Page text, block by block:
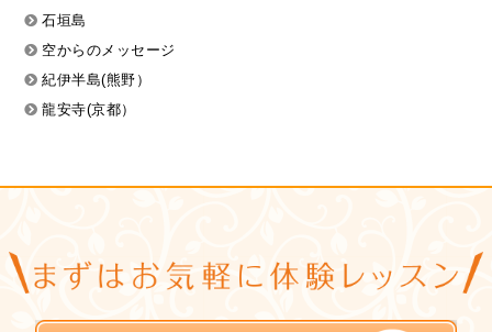
石垣島
空からのメッセージ
紀伊半島(熊野）
龍安寺(京都）